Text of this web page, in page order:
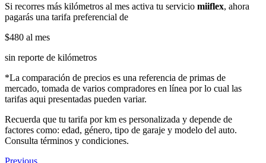
Si recorres más kilómetros al mes activa tu servicio miiflex, ahora
pagarás una tarifa preferencial de
$480 al mes
sin reporte de kilómetros
*La comparación de precios es una referencia de primas de
mercado, tomada de varios compradores en línea por lo cual las
tarifas aqui presentadas pueden variar.
Recuerda que tu tarifa por km es personalizada y depende de
factores como: edad, género, tipo de garaje y modelo del auto.
Consulta términos y condiciones.
Previous